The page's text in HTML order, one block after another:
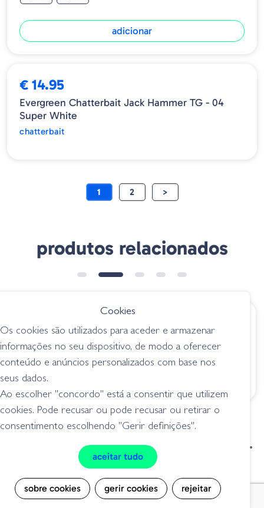
adicionar
€ 14.95
Evergreen Chatterbait Jack Hammer TG - 04
Super White
chatterbait
1 2 >
produtos relacionados
€ 13.80 desde
Evergreen
Chatterbait Jack
Hammer - 08 Pre
Spawn Dynamite
chatterbait
Zman Chatterbait
Project Z - 02
Blueback Herring
condições de venda
livro de reclamações
privacidade
cookies
Grilo Pesca - Loja de Pesca e Competição © Todos os direitos reservados |
Desenvolvido porBomsite
Cookies
Os cookies são utilizados para aceder e armazenar
informações no seu dispositivo, de modo a oferecer
conteúdo e anúncios personalizados com base nos
seus dados.
Ao escolher "concordo" está a consentir que utilizem
cookies. Pode recusar ou pode recusar ou retirar o
consentimento escolhendo "Gerir definições".
aceitar tudo
sobre cookies gerir cookies rejeitar